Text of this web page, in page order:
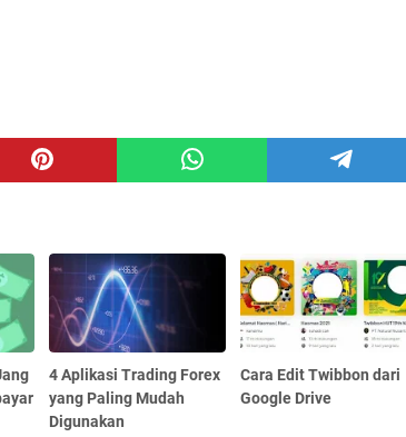
4 Aplikasi Trading Forex
yang Paling Mudah
Digunakan
Cara Edit Twibbon dari
Google Drive